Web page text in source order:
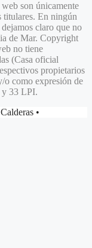
son únicamente
titulares. En ningún
claro que no
de Mar. Copyright
no tiene
(Casa oficial
propietarios
o como expresión de
y 33 LPI.
•